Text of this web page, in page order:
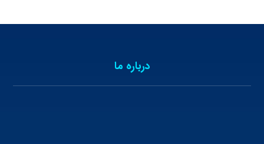
درباره ما